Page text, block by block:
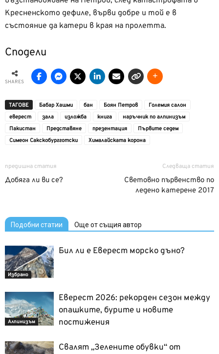
Кресненското дефиле, върви добре и той е в
състояние да катери в края на пролетта.
Сподели
SHARES
ТАГОВЕ Бабар Хашми бан Боян Петров
Големия салон
еверест
зала изложба книга
наръчник по алпинизъм
Пакистан
Представяне презентация
Първите седем
Симеон Сакскобургготски
Хималайската корона
предишна статия
Добяга ли ви се?
Следваща статия
Световно първенство по
ледено катерене 2017
Подобни статии Още от същия автор
Избрано
Бил ли е Еверест морско дъно?
Алпинизъм
Еверест 2026: рекорден сезон между
опашките, бурите и новите
постижения
Свалят „Зелените обувки“ от